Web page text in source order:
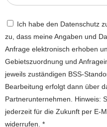
Ich habe den Datenschutz
zu, dass meine Angaben und
Anfrage elektronisch erhoben
Gebietszuordnung und
jeweils zuständigen BSS-
Bearbeitung erfolgt dann über
Partnerunternehmen. Hinweis:
jederzeit für die Zukunft per E-
widerrufen. *